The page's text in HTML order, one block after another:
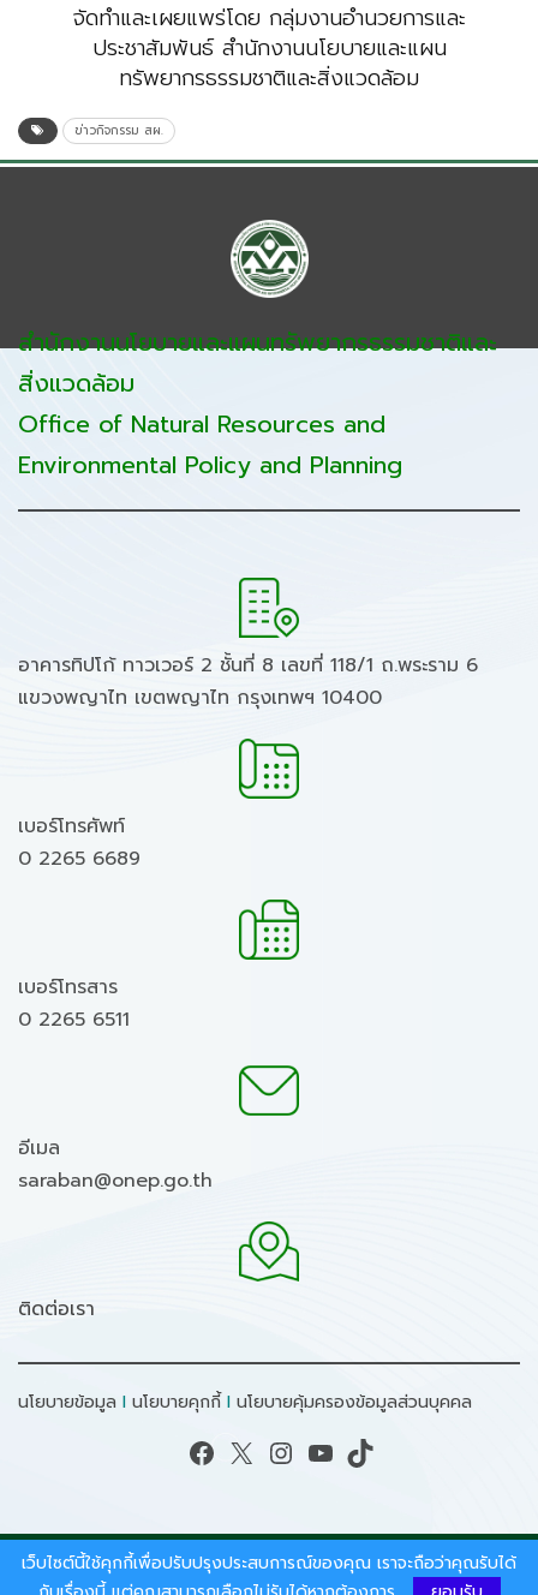
จัดทำและเผยแพร่โดย กลุ่มงานอำนวยการและ
ประชาสัมพันธ์ สำนักงานนโยบายและแผน
ทรัพยากรธรรมชาติและสิ่งแวดล้อม
ข่าวกิจกรรม สผ.
สำนักงานนโยบายและแผนทรัพยากรธรรมชาติและ
สิ่งแวดล้อม
Office of Natural Resources and
Environmental Policy and Planning
อาคารทิปโก้ ทาวเวอร์ 2 ชั้นที่ 8 เลขที่ 118/1 ถ.พระราม 6
แขวงพญาไท เขตพญาไท กรุงเทพฯ 10400
เบอร์โทรศัพท์
0 2265 6689
เบอร์โทรสาร
0 2265 6511
อีเมล
saraban@onep.go.th
ติดต่อเรา
นโยบายข้อมูล I นโยบายคุกกี้ I นโยบายคุ้มครองข้อมูลส่วนบุคคล
Facebook X Instagram YouTube TikTok
สงวนลิขสิทธิ์ © 2026 - สำนักงานนโยบายและแผน
เว็บไซต์นี้ใช้คุกกี้เพื่อปรับปรุงประสบการณ์ของคุณ เราจะถือว่าคุณรับได้